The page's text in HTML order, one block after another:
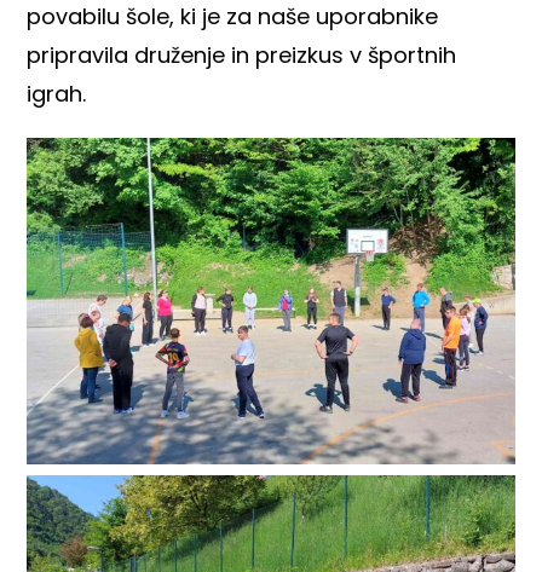
povabilu šole, ki je za naše uporabnike
pripravila druženje in preizkus v športnih
igrah.